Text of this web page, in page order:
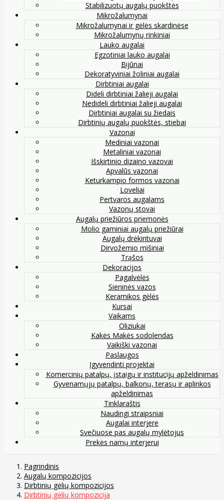
Stabilizuotų augalų puokštės
Mikrožalumynai
Mikrožalumynai ir gėlės skardinėse
Mikrožalumynų rinkiniai
Lauko augalai
Egzotiniai lauko augalai
Bijūnai
Dekoratyviniai žoliniai augalai
Dirbtiniai augalai
Dideli dirbtiniai žalieji augalai
Nedideli dirbtiniai žalieji augalai
Dirbtiniai augalai su žiedais
Dirbtinių augalų puokštės, stiebai
Vazonai
Mediniai vazonai
Metaliniai vazonai
Išskirtinio dizaino vazovai
Apvalūs vazonai
Keturkampio formos vazonai
Loveliai
Pertvaros augalams
Vazonų stovai
Augalų priežiūros priemonės
Molio gaminiai augalų priežiūrai
Augalų drėkintuvai
Dirvožemio mišiniai
Trąšos
Dekoracijos
Pagalvėlės
Sieninės vazos
Keramikos gėlės
Kursai
Vaikams
Oliziukai
Kakės Makės sodolendas
Vaikiški vazonai
Paslaugos
Įgyvendinti projektai
Komercinių patalpų, įstaigų ir institucijų apželdinimas
Gyvenamųjų patalpų, balkonų, terasų ir aplinkos
apželdinimas
Tinklaraštis
Naudingi straipsniai
Augalai interjere
Svečiuose pas augalų mylėtojus
Prekės namų interjerui
Pagrindinis
Augalų kompozicijos
Dirbtinių gėlių kompozicijos
Dirbtinių gėlių kompozicija